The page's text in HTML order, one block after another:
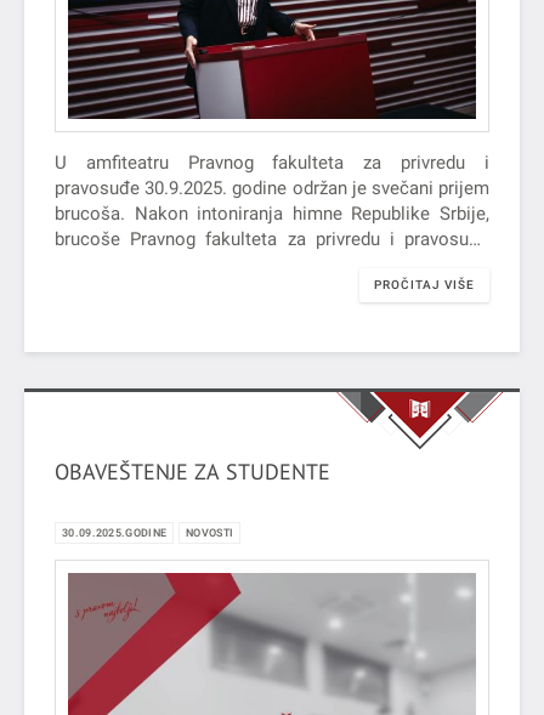
U amfiteatru Pravnog fakulteta za privredu i
pravosuđe 30.9.2025. godine održan je svečani prijem
brucoša. Nakon intoniranja himne Republike Srbije,
brucoše Pravnog fakulteta za privredu i pravosuđe
Dabetić i pomoćnik pokrajinskog sekretara za visoko
PROČITAJ VIŠE
OBAVEŠTENJE ZA STUDENTE
30.09.2025.GODINE NOVOSTI